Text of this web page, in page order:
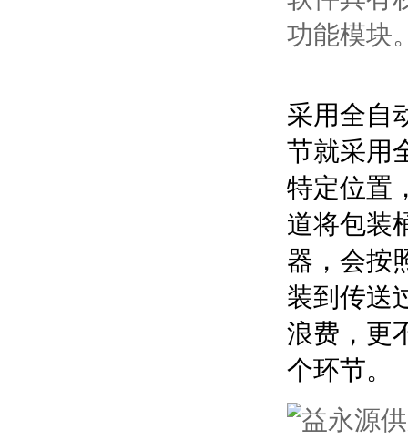
功能模块
采用全自
节就采用
特定位置
道将包装
器，会按
装到传送
浪费，更
个环节。